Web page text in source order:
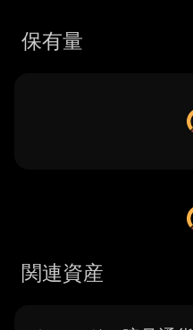
保有量
関連資産